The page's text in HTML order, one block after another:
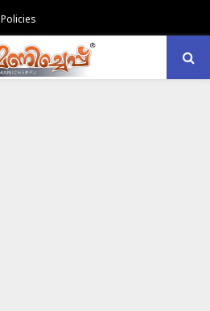
Policies